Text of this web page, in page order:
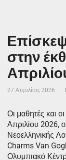
στην
27 Απριλίου, 2026
Οι μαθητές και
Απριλίου 2026,
Νεοελληνικής
Charms Van
Ολυμπιακό